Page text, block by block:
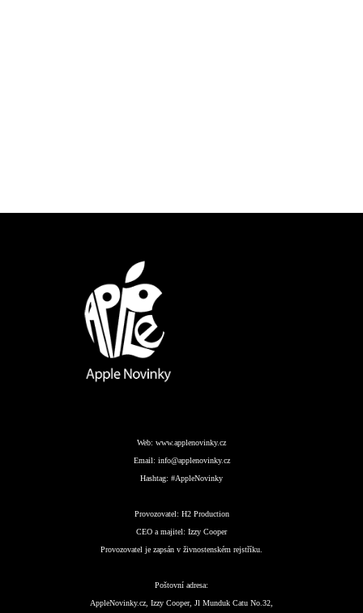
Web: www.applenovinky.cz
Email: info@applenovinky.cz
Hashtag: #AppleNovinky
Provozovatel: H2 Production
CEO a majitel: Izzy Cooper
Provozovatel je zapsán v živnostenském rejstříku.
Poštovní adresa:
AppleNovinky.cz, Izzy Cooper, Jl Munduk Catu No.32,